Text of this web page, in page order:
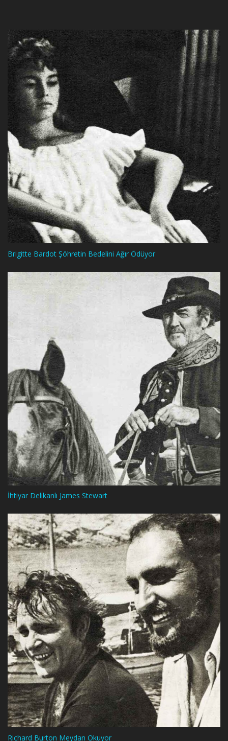
Brigitte Bardot Şöhretin Bedelini Ağır Ödüyor
İhtiyar Delikanlı James Stewart
Richard Burton Meydan Okuyor